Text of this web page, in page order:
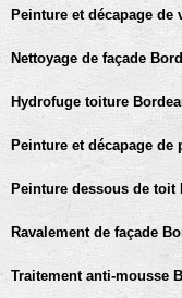
Peinture et décapage de
Nettoyage de façade
Hydrofuge toiture
Peinture et décapage de
Peinture dessous de toit
Ravalement de façade
Traitement anti-mousse